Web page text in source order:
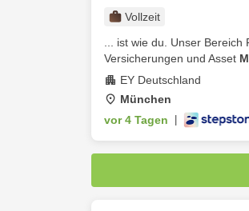
Vollzeit
... ist wie du. Unser Bereich
Versicherungen und Asset
EY Deutschland
München
vor 4 Tagen